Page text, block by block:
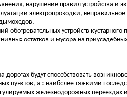
нарушение правил устройства и
электропроводки, неправильное
обогревательных устройств кустарного
остатков и мусора на
дорогах будут способствовать
пунктов, а с наиболее тяжкими
железнодорожных переездах